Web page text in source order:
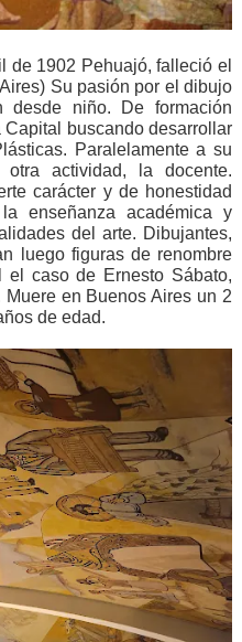
de 1902 Pehuajó, falleció el
Su pasión por el dibujo
desde niño. De formación
buscando desarrollar
Paralelamente a su
actividad, la docente.
carácter y de honestidad
enseñanza académica y
del arte. Dibujantes,
luego figuras de renombre
el caso de Ernesto Sábato,
en Buenos Aires un 2
de edad.